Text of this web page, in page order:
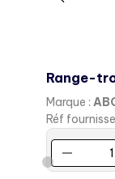
Marque :
Réf